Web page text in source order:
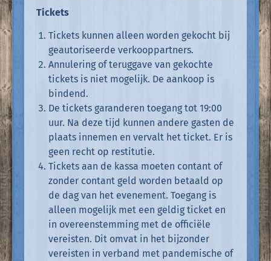
Tickets
Tickets kunnen alleen worden gekocht bij
geautoriseerde verkooppartners.
Annulering of teruggave van gekochte
tickets is niet mogelijk. De aankoop is
bindend.
De tickets garanderen toegang tot 19:00
uur. Na deze tijd kunnen andere gasten de
plaats innemen en vervalt het ticket. Er is
geen recht op restitutie.
Tickets aan de kassa moeten contant of
zonder contant geld worden betaald op
de dag van het evenement. Toegang is
alleen mogelijk met een geldig ticket en
in overeenstemming met de officiële
vereisten. Dit omvat in het bijzonder
vereisten in verband met pandemische of